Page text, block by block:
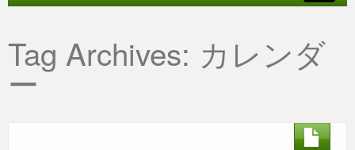
参加する
Tag Archives: カレンダ
ー